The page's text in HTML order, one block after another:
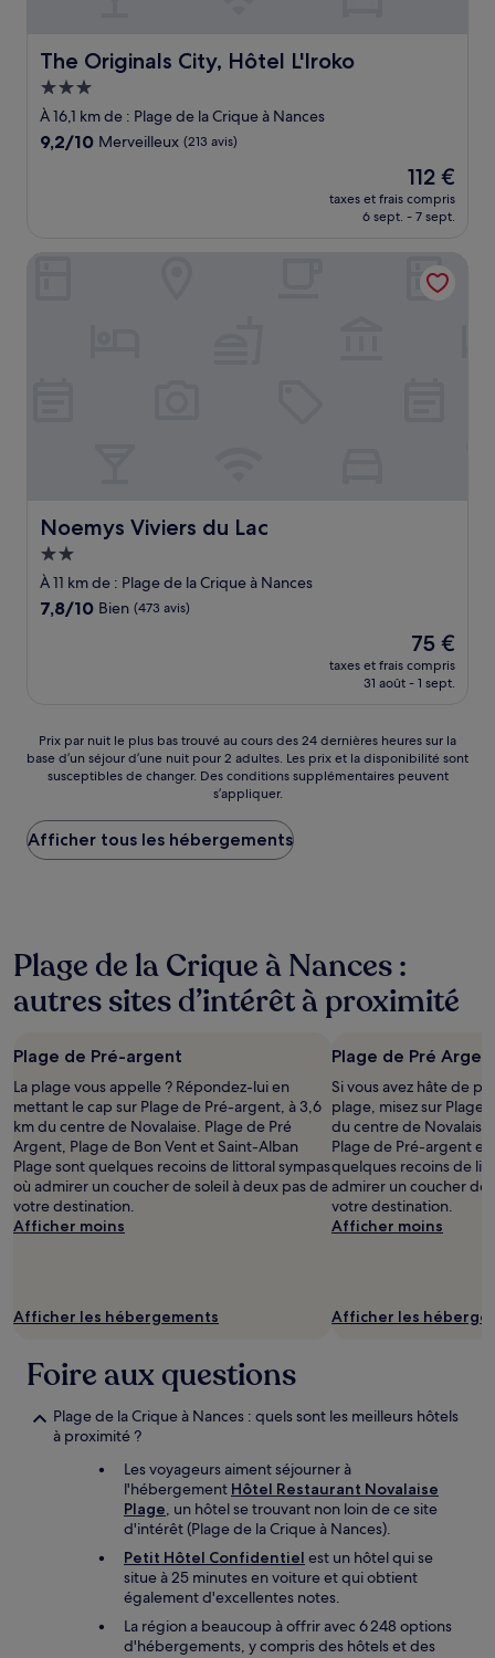
The Originals City, Hôtel L'Iroko
The Originals City, Hôtel L'Iroko
Hébergement
3.0 étoiles
À 16,1 km de : Plage de la Crique à Nances
9.2
9,2/10 Merveilleux (213 avis)
Le
nouveau
prix
de
112 €
112 €
taxes et frais compris
6 sept. - 7 sept.
Noemys Viviers du Lac
Noemys Viviers du Lac
Hébergement
2.0 étoiles
À 11 km de : Plage de la Crique à Nances
7.8
7,8/10 Bien (473 avis)
Le
nouveau
prix
75 €
75 €
taxes et frais compris
31 août - 1 sept.
Prix
par
nuit
plus
bas
trouvé
heures
sur
la
séjour
d’une
nuit
pour
2 adultes.
Les
prix
et
la
disponibilité
changer.
supplémentaires
s’appliquer.
Prix par nuit le plus bas trouvé au cours des 24 dernières heures sur la
base d’un séjour d’une nuit pour 2 adultes. Les prix et la disponibilité sont
susceptibles de changer. Des conditions supplémentaires peuvent
s’appliquer.
Afficher tous les hébergements
Plage de la Crique à Nances :
autres sites d’intérêt à proximité
Plage de Pré-argent
La plage vous appelle ? Répondez-lui en
mettant le cap sur Plage de Pré-argent, à 3,6
km du centre de Novalaise. Plage de Pré
Argent, Plage de Bon Vent et Saint-Alban
Plage sont quelques recoins de littoral sympas
où admirer un coucher de soleil à deux pas de
votre destination.
Afficher moins
Afficher les hébergements
Plage de Pré
Si vous avez hâte de
plage, misez sur Plage
du centre de
Plage de Pré-argent et
quelques recoins de
admirer un coucher de
votre destination.
Afficher moins
Afficher les
Foire aux questions
Plage de la Crique à Nances : quels sont les meilleurs hôtels
à proximité ?
Les voyageurs aiment séjourner à
l'hébergement Hôtel Restaurant Novalaise
Plage, un hôtel se trouvant non loin de ce site
d'intérêt (Plage de la Crique à Nances).
Petit Hôtel Confidentiel est un hôtel qui se
situe à 25 minutes en voiture et qui obtient
également d'excellentes notes.
La région a beaucoup à offrir avec 6 248 options
d'hébergements, y compris des hôtels et des